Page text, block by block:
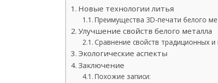
Новые технологии литья
Преимущества 3D-печати белого
Улучшение свойств белого металла
Сравнение свойств традиционных
Экологические аспекты
Заключение
Похожие записи: